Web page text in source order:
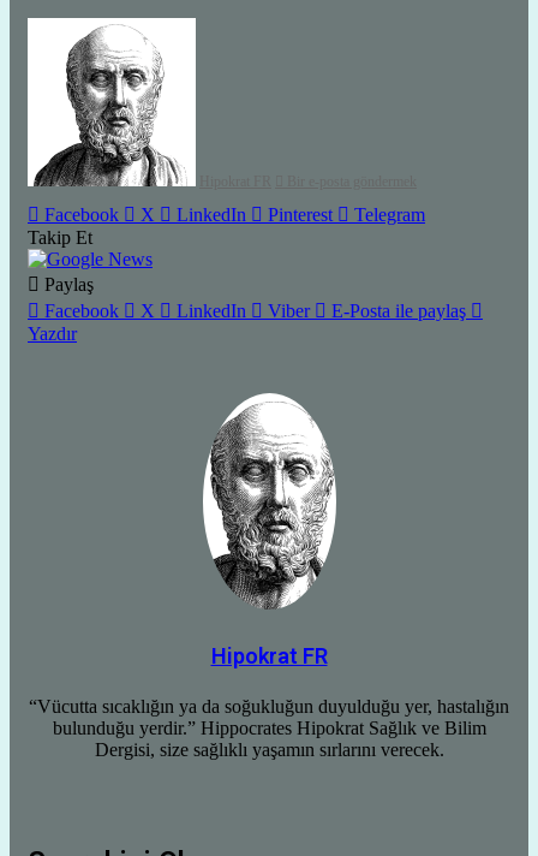
Facebook X LinkedIn Pinterest
Telegram
Takip Et
Paylaş
Facebook
X LinkedIn Viber
E-Posta ile paylaş
Yazdır
Hipokrat FR
“Vücutta sıcaklığın ya da soğukluğun duyulduğu yer, hastalığın
bulunduğu yerdir.” Hippocrates Hipokrat Sağlık ve Bilim
Dergisi, size sağlıklı yaşamın sırlarını verecek.